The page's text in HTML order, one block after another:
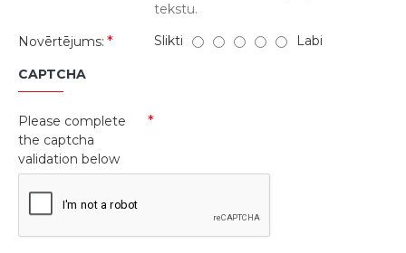
tekstu.
Novērtējums:
Slikti Labi
CAPTCHA
Please complete
the captcha
validation below